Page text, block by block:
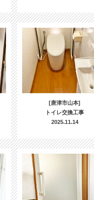
[唐津市山本]
トイレ交換工事
2025.11.14